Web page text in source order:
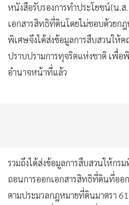
หนังสือรับรองการทำประโยชน์(น.ส
เอกสารสิทธิที่ดินโดยไม่ชอบด้วยก
พิเศษจึงได้ส่งข้อมูลการสืบสวนให้
ปราบปรามการทุจริตแห่งชาติ เพื่อ
อำนาจหน้าที่แล้ว
รวมถึงได้ส่งข้อมูลการสืบสวนให้กร
ถอนการออกเอกสารสิทธิที่ดินที่ออ
ตามประมวลกฎหมายที่ดินมาตรา